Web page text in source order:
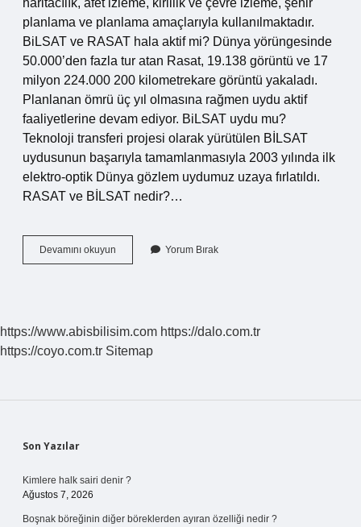
haritacılık, afet izleme, kirlilik ve çevre izleme, şehir
planlama ve planlama amaçlarıyla kullanılmaktadır.
BiLSAT ve RASAT hala aktif mi? Dünya yörüngesinde
50.000’den fazla tur atan Rasat, 19.138 görüntü ve 17
milyon 224.000 200 kilometrekare görüntü yakaladı.
Planlanan ömrü üç yıl olmasına rağmen uydu aktif
faaliyetlerine devam ediyor. BiLSAT uydu mu?
Teknoloji transferi projesi olarak yürütülen BİLSAT
uydusunun başarıyla tamamlanmasıyla 2003 yılında ilk
elektro-optik Dünya gözlem uydumuz uzaya fırlatıldı.
RASAT ve BİLSAT nedir?…
Devamını okuyun
Ve
Yorum Bırak
https://www.abisbilisim.com https://dalo.com.tr
https://coyo.com.tr Sitemap
Sidebar
Son Yazılar
Kimlere halk sairi denir ?
Ağustos 7, 2026
Boşnak böreğinin diğer böreklerden ayıran özelliği nedir ?